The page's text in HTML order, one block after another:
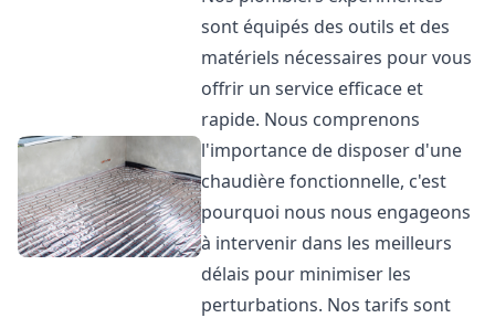
sont équipés des outils et des
matériels nécessaires pour vous
offrir un service efficace et
rapide. Nous comprenons
l'importance de disposer d'une
chaudière fonctionnelle, c'est
pourquoi nous nous engageons
à intervenir dans les meilleurs
délais pour minimiser les
perturbations. Nos tarifs sont